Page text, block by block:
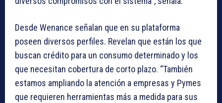
Desde Wenance señalan que en su plataforma
poseen diversos perfiles. Revelan que están los que
buscan crédito para un consumo determinado y los
que necesitan cobertura de corto plazo. “También
estamos ampliando la atención a empresas y Pymes
que requieren herramientas más a medida para sus